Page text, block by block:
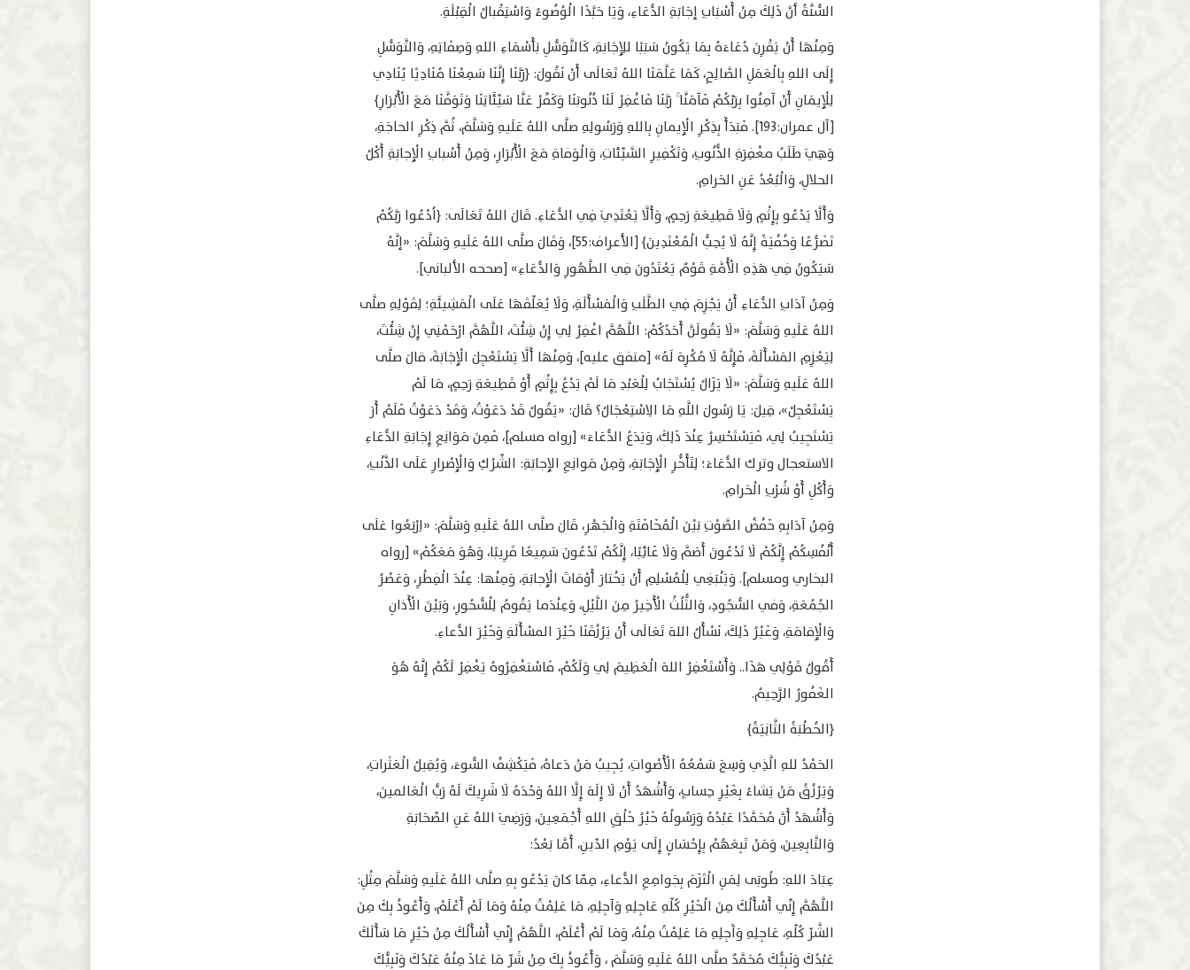
السُّنَّةُ أنَّ ذَلِكَ مِنْ أَسْبَابِ إجَابَةِ الدُّعَاءِ، وَيَا حَبَّذَا الْوُضُوءُ وَاسْتِقْبالُ الْقِبْلَةِ.
وَمِنْهَا أَنْ يَقْرِنَ دُعَاءَهُ بِمَا يَكُونُ سَبَبًا للِإِجَابَةِ، كَالتَّوَسُّلِ بَأَسْمَاءِ اللهِ وَصِفَاتِهِ، وَالتَّوَسُّلِ
إِلَى اللهِ بِالْعَمَلِ الصَّالِحِ، كَمَا عَلَّمَنَا اللهُ تَعَالَى أَنْ نَقُولَ: ﴿رَبَّنَا إِنَّنَا سَمِعْنَا مُنَادِيًا يُنَادِي
لِلْإِيمَانِ أَنْ آمِنُوا بِرَبِّكُمْ فَآمَنَّا ۚ رَبَّنَا فَاغْفِرْ لَنَا ذُنُوبَنَا وَكَفِّرْ عَنَّا سَيِّئَاتِنَا وَتَوَفَّنَا مَعَ الْأَبْرَارِ﴾
[آل عمران:193]. فَبَدَأَ بِذِكْرِ الْإِيمانِ بِاللهِ وَرَسُولِهِ صلَّى اللهُ عَلَيهِ وَسَلَّمَ، ثُمَّ ذِكْرِ الحاجَةِ،
وَهِيَ طَلَبُ مغْفِرَةِ الذُّنُوبِ، وَتَكْفِيرِ السَّيِّئاتِ، وَالْوَفاةِ مَعَ الْأَبْرَارِ، وَمِنْ أَسْبابِ الْإِجابَةِ أَكْلُ
الحلالِ، وَالْبُعْدُ عَنِ الحَرامِ.
وَأَلَّا يَدْعُو بِإِثْمٍ وَلَا قَطِيعَةِ رَحِمٍ، وَأَلَّا يَعْتَدِيَ فِي الدُّعَاءِ. قَالَ اللهُ تَعَالَى: ﴿اُدْعُوا رَبَّكُمْ
تَضَرُّعًا وَخُفْيَةً إِنَّهُ لَا يُحِبُّ الْمُعْتَدِينَ﴾ [الأعراف:55]، وَقَالَ صلَّى اللهُ عَلَيهِ وَسَلَّمَ: «إنَّهُ
سَيَكُونُ فِي هَذِهِ الْأُمَّةِ قَوْمٌ يَعْتَدُونَ فِي الطَّهُورِ وَالدُّعَاءِ» [صححه الألباني].
وَمِنْ آدَابِ الدُّعَاءِ أَنْ يَجْزِمَ فِي الطَّلَبِ وَالْمَسْأَلَةِ، وَلَا يُعَلِّقَهَا عَلَى الْمَشِيئَةِ؛ لِقَوْلِهِ صلَّى
اللهُ عَلَيهِ وَسَلَّمَ: «لَا يَقُولَنَّ أَحَدُكُمْ: اللَّهُمَّ اغْفِرْ لِي إِنْ شِئْتَ، اللَّهُمَّ ارْحَمْنِي إِنْ شِئْتَ،
لِيَعْزِمِ المَسْأَلَةَ، فَإِنَّهُ لَا مُكْرِهَ لَهُ» [متفق عليه]، وَمِنْهَا أَلَّا يَسْتَعْجِلَ الْإِجَابَةَ، قالَ صلَّى
اللهُ عَلَيهِ وَسَلَّمَ: «لَا يَزَالُ يُسْتَجَابُ لِلْعَبْدِ مَا لَمْ يَدْعُ بِإِثْمٍ أَوْ قَطِيعَةِ رَحِمٍ، مَا لَمْ
يَسْتَعْجِلْ»، قِيلَ: يَا رَسُولَ اللَّهِ مَا الِاسْتِعْجَالُ؟ قَالَ: «يَقُولُ قَدْ دَعَوْتُ، وَقَدْ دَعَوْتُ فَلَمْ أَرَ
يَسْتَجِيبُ لِي، فَيَسْتَحْسِرُ عِنْدَ ذَلِكَ، وَيَدَعُ الدُّعَاءَ» [رواه مسلم]، فَمِنَ مَوَانِعِ إِجَابَةِ الدُّعَاءِ
الاستعجال وترك الدُّعَاءَ؛ لِتَأَخُّرِ الْإِجَابَةِ، وَمِنْ مَوانِعِ الإِجابَةِ: الشِّرْكِ وَالْإِصْرارِ عَلَى الذَّنْبِ،
وَأَكْلِ أَوْ شُرْبِ الْحَرامِ.
وَمِنْ آدَابِهِ خَفْضُ الصَّوْتِ بَيْنَ الْمُخَافَتَةِ وَالْجَهْرِ، قَالَ صلَّى اللهُ عَلَيهِ وَسَلَّمَ: «اِرْبَعُوا عَلَى
أَنْفُسِكُمْ إِنَّكُمْ لَا تَدْعُونَ أَصَمَّ وَلَا غَائِبًا، إِنَّكُمْ تَدْعُونَ سَمِيعًا قَرِيبًا، وَهُوَ مَعَكُمْ» [رواه
البخاري ومسلم]. وَيَنْبَغِي لِلْمُسْلِمِ أَنْ يَخْتارَ أَوْقاتَ الْإِجابَةِ، وَمِنْها: عِنْدَ الْفِطْرِ، وَعَصْرُ
الجُمُعَةِ، وَفي السُّجُودِ، وَالثُّلُثُ الْأَخِيرُ مِنَ اللَّيْلِ، وَعِنْدَما يَقُومُ لِلْسُّحُورِ، وَبَيْنَ الْأَذانِ
وَالْإِقامَةِ، وَغَيْرُ ذَلِكَ، نَسْأَلُ اللهَ تَعَالَى أَنْ يَرْزُقَنَا خَيْرَ المسْأَلَةِ وَخَيْرَ الدُّعاءِ.
أَقُولُ قَوْلِي هَذَا.. وَأَسْتَغْفِرُ اللهَ الْعَظِيمَ لِي وَلَكُمْ، فَاسْتغْفِرُوهُ يَغْفِرْ لَكُمْ إِنَّهُ هُوَ
الغَفُورُ الرَّحِيمُ.
﴿الخُطْبَةُ الثَّانِيَةُ﴾
الحَمْدُ للهِ الَّذِي وَسِعَ سَمْعُهُ الْأَصْواتِ، يُجِيبُ مَنْ دَعاهُ، فَيَكْشِفُ السُّوءَ، وَيُقِيلُ الْعَثَراتِ،
وَيَرْزُقُ مَنْ يَشاءُ بِغَيْرِ حِسابٍ، وَأَشْهَدُ أَنْ لَا إِلَهَ إِلَّا اللهُ وَحْدَهُ لَا شَرِيكَ لَهُ رَبُّ الْعَالمينَ،
وَأَشْهَدُ أَنَّ مُحَمَّدًا عَبْدُهُ وَرَسُولُهُ خَيْرُ خَلْقِ اللهِ أَجْمَعِينَ، وَرَضِيَ اللهُ عَنِ الصِّحَابَةِ
وَالتَّابِعِينَ، وَمَنْ تَبِعَهُمْ بِإِحْسَانٍ إِلَى يَوْمِ الدِّينِ، أَمَّا بَعْدُ:
عِبَادَ اللهِ: طُوبَى لِمَنِ الْتَزَمَ بِجَوامِعِ الدُّعاءِ، مِمّا كانَ يَدْعُو بِهِ صلَّى اللهُ عَلَيهِ وَسَلَّمَ مِثْلِ:
اللَّهُمَّ إِنِّي أَسْأَلُكَ مِنَ الْخَيْرِ كُلِّهِ عَاجِلِهِ وَآجِلِهِ، مَا عَلِمْتُ مِنْهُ وَمَا لَمْ أَعْلَمْ، وَأَعُوذُ بِكَ مِنَ
الشَّرِّ كُلِّهِ، عَاجِلِهِ وَآَجِلِهِ مَا عَلِمْتُ مِنْهُ، وَمَا لَمْ أَعْلَمْ، اللَّهُمَّ إِنِّي أَسْأَلُكَ مِنْ خَيْرِ مَا سَأَلَكَ
عَبْدُكَ وَنَبِيُّكَ مُحَمَّدٌ صلَّى اللهُ عَلَيهِ وَسَلَّمَ ، وَأَعُوذُ بِكَ مِنْ شَرِّ مَا عَاذَ مِنْهُ عَبْدُكَ وَنَبِيُّكَ